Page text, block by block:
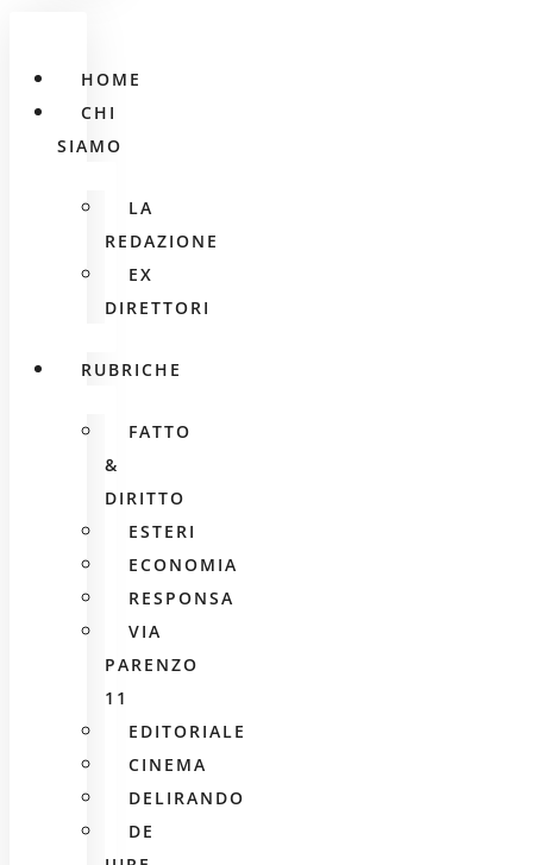
HOME
CHI
SIAMO
LA
REDAZIONE
EX
DIRETTORI
RUBRICHE
FATTO
&
DIRITTO
ESTERI
ECONOMIA
RESPONSA
VIA
PARENZO
11
EDITORIALE
CINEMA
DELIRANDO
DE